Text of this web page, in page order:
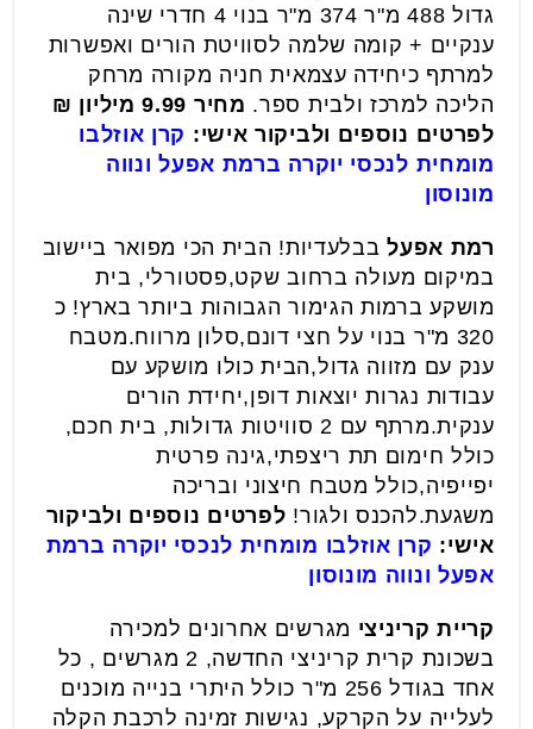
גדול 488 מ"ר 374 מ"ר בנוי 4 חדרי שינה
ענקיים + קומה שלמה לסוויטת הורים ואפשרות
למרתף כיחידה עצמאית חניה מקורה מרחק
הליכה למרכז ולבית ספר.
מחיר 9.99 מיליון ₪
לפרטים נוספים ולביקור אישי: קרן אוזלבו
מומחית לנכסי יוקרה ברמת אפעל ונווה
מונוסון
רמת אפעלבבלעדיות! הבית הכי מפואר ביישוב
במיקום מעולה ברחוב שקט,פסטורלי, בית
מושקע ברמות הגימור הגבוהות ביותר בארץ! כ
320 מ"ר בנוי על חצי דונם,סלון מרווח.מטבח
ענק עם מזווה גדול,הבית כולו מושקע עם
עבודות נגרות יוצאות דופן,יחידת הורים
ענקית.מרתף עם 2 סוויטות גדולות, בית חכם,
כולל חימום תת ריצפתי,גינה פרטית
יפייפיה,כולל מטבח חיצוני ובריכה
משגעת.להכנס ולגור! לפרטים נוספים ולביקור
אישי: קרן אוזלבו מומחית לנכסי יוקרה ברמת
אפעל ונווה מונוסון
קריית קריניצי מגרשים אחרונים למכירה
בשכונת קרית קריניצי החדשה, 2 מגרשים , כל
אחד בגודל 256 מ"ר כולל היתרי בנייה מוכנים
לעלייה על הקרקע, נגישות זמינה לרכבת הקלה